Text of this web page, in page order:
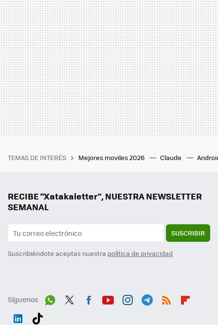
TEMAS DE INTERÉS Mejores moviles 2026 Claude
RECIBE "Xatakaletter", NUESTRA NEWSLETTER
SEMANAL
SUSCRIBIR
Suscribiéndote aceptas nuestra política de privacidad
Síguenos